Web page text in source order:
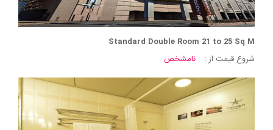
Standard Double Room 21 to 25 Sq M
شروع قیمت از :
نامشخص